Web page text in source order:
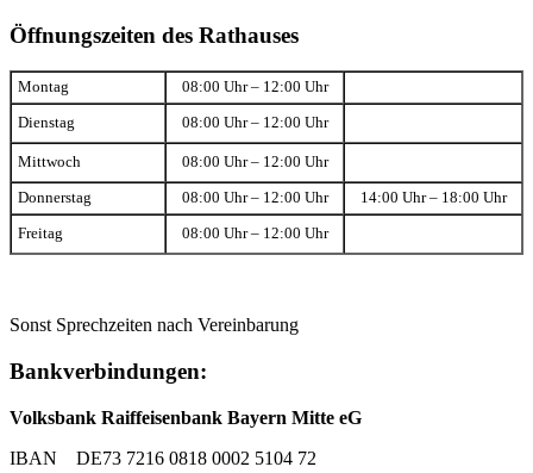
Öffnungszeiten des Rathauses
Montag 08:00 Uhr – 12:00 Uhr
Dienstag 08:00 Uhr – 12:00 Uhr
Mittwoch 08:00 Uhr – 12:00 Uhr
Donnerstag 08:00 Uhr – 12:00 Uhr 14:00 Uhr – 18:00 Uhr
Freitag 08:00 Uhr – 12:00 Uhr
Sonst Sprechzeiten nach Vereinbarung
Bankverbindungen:
Volksbank Raiffeisenbank Bayern Mitte eG
IBAN DE73 7216 0818 0002 5104 72